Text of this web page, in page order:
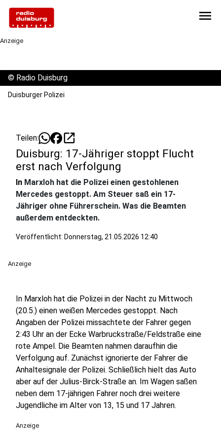
menu
Anzeige
© Radio Duisburg
Duisburger Polizei
Teilen: open_in_new
Duisburg: 17-Jähriger stoppt Flucht
erst nach Verfolgung
In Marxloh hat die Polizei einen gestohlenen
Mercedes gestoppt. Am Steuer saß ein 17-
Jähriger ohne Führerschein. Was die Beamten
außerdem entdeckten.
Veröffentlicht: Donnerstag, 21.05.2026 12:40
Anzeige
In Marxloh hat die Polizei in der Nacht zu Mittwoch
(20.5.) einen weißen Mercedes gestoppt. Nach
Angaben der Polizei missachtete der Fahrer gegen
2:43 Uhr an der Ecke Warbruckstraße/Feldstraße eine
rote Ampel. Die Beamten nahmen daraufhin die
Verfolgung auf. Zunächst ignorierte der Fahrer die
Anhaltesignale der Polizei. Schließlich hielt das Auto
aber auf der Julius-Birck-Straße an. Im Wagen saßen
neben dem 17-jährigen Fahrer noch drei weitere
Jugendliche im Alter von 13, 15 und 17 Jahren.
Anzeige